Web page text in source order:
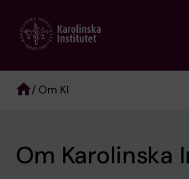
main
/ Om KI
Om Karolinska